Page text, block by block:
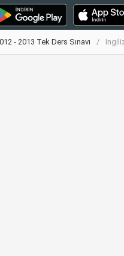
- 2013 Tek Ders Sınavı